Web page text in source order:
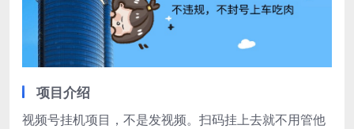
项目介绍
视频号挂机项目，不是发视频。扫码挂上去就不用管他